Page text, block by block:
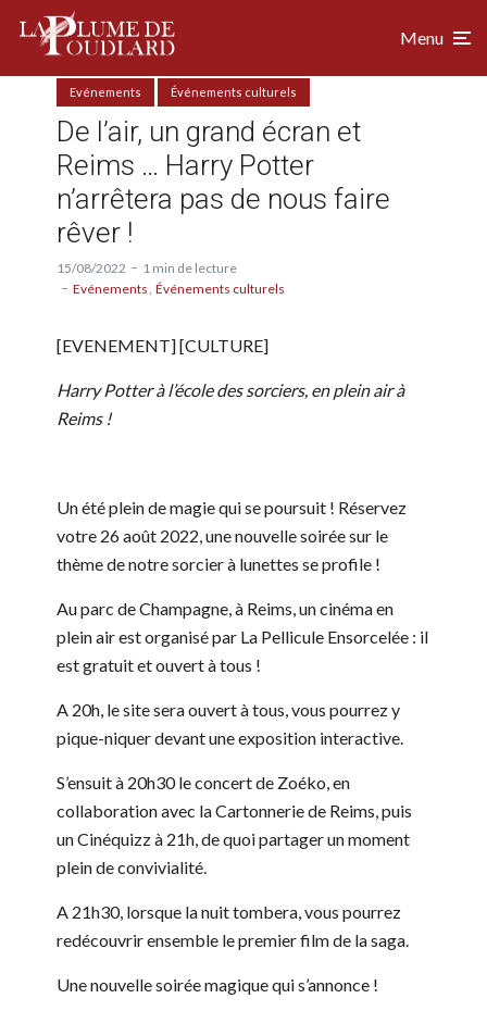
Menu
Evénements Événements culturels
De l’air, un grand écran et
Reims … Harry Potter
n’arrêtera pas de nous faire
rêver !
15/08/2022
1 min de lecture
Evénements Événements culturels
[EVENEMENT] [CULTURE]
Harry Potter à l’école des sorciers, en plein air à
Reims !
Un été plein de magie qui se poursuit ! Réservez
votre 26 août 2022, une nouvelle soirée sur le
thème de notre sorcier à lunettes se profile !
Au parc de Champagne, à Reims, un cinéma en
plein air est organisé par La Pellicule Ensorcelée : il
est gratuit et ouvert à tous !
A 20h, le site sera ouvert à tous, vous pourrez y
pique-niquer devant une exposition interactive.
S’ensuit à 20h30 le concert de Zoéko, en
collaboration avec la Cartonnerie de Reims, puis
un Cinéquizz à 21h, de quoi partager un moment
plein de convivialité.
A 21h30, lorsque la nuit tombera, vous pourrez
redécouvrir ensemble le premier film de la saga.
Une nouvelle soirée magique qui s’annonce !